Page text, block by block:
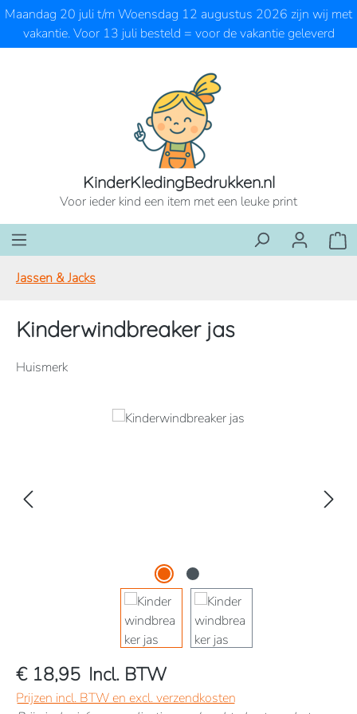
Ga naar de hoofdinhoud
Maandag 20 juli t/m Woensdag 12 augustus 2026 zijn wij met
vakantie. Voor 13 juli besteld = voor de vakantie geleverd
KinderKledingBedrukken.nl
Voor ieder kind een item met een leuke print
Jassen & Jacks
Kinderwindbreaker jas
Huismerk
Afbeeldingengalerij overslaan
€ 18,95 Incl. BTW
Prijzen incl. BTW en excl. verzendkosten